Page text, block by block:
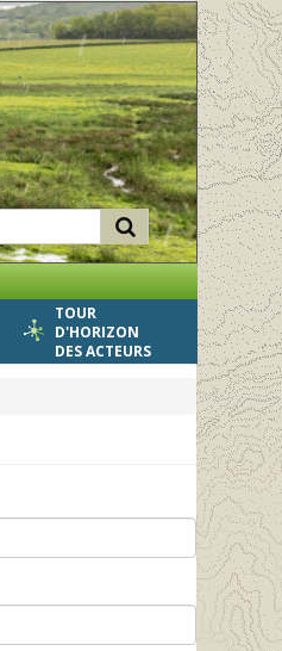
TOUR
D'HORIZON
DES ACTEURS